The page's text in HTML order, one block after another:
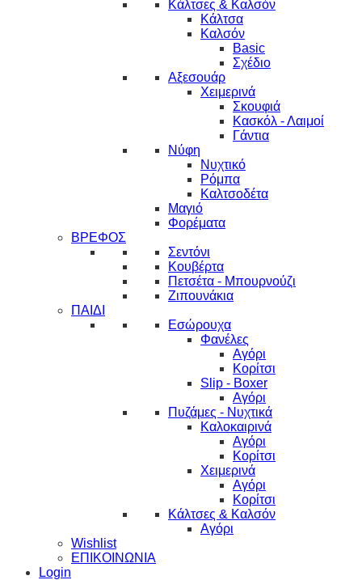
Κάλτσες & Καλσόν
Κάλτσα
Καλσόν
Basic
Σχέδιο
Αξεσουάρ
Χειμερινά
Σκουφιά
Κασκόλ - Λαιμοί
Γάντια
Νύφη
Νυχτικό
Ρόμπα
Καλτσοδέτα
Μαγιό
Φορέματα
ΒΡΕΦΟΣ
Σεντόνι
Κουβέρτα
Πετσέτα - Μπουρνούζι
Ζιπουνάκια
ΠΑΙΔΙ
Εσώρουχα
Φανέλες
Αγόρι
Κορίτσι
Slip - Boxer
Αγόρι
Πυζάμες - Νυχτικά
Καλοκαιρινά
Αγόρι
Κορίτσι
Χειμερινά
Αγόρι
Κορίτσι
Κάλτσες & Καλσόν
Αγόρι
Wishlist
ΕΠΙΚΟΙΝΩΝΙΑ
Login